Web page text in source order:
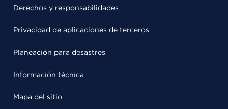
Derechos y responsabilidades
Privacidad de aplicaciones de terceros
Planeación para desastres
Información técnica
Mapa del sitio